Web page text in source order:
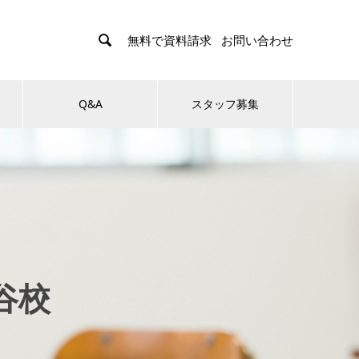
 無料で資料請求 お問い合わせ
Q&A スタッフ募集
校